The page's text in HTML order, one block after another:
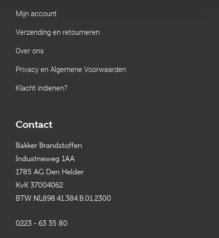
Mijn account
Verzending en retourneren
Over ons
Privacy en Algemene Voorwaarden
Klacht indienen?
Contact
Bakker Brandstoffen
Industrieweg 1AA
1785 AG Den Helder
KvK 37004062
BTW NL898.41.384.B.01.2300
0223 - 63 35 80